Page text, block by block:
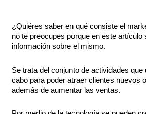
¿Quiéres saber en qué consiste el
no te preocupes porque en este artículo
información sobre el mismo.
Se trata del conjunto de actividades
cabo para poder atraer clientes nuevos
además de aumentar las ventas.